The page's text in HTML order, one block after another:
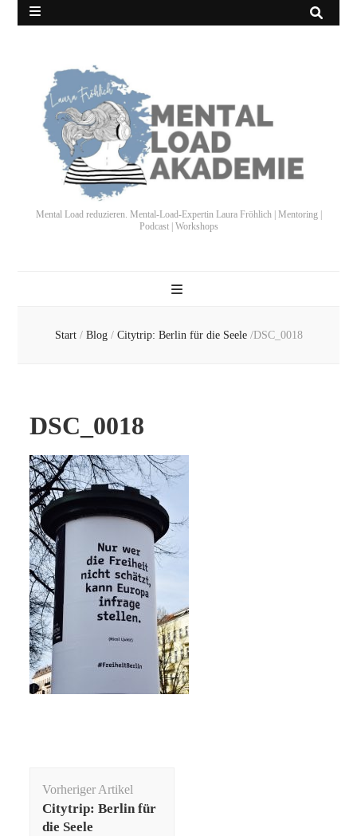
Mental Load reduzieren. Mental-Load-Expertin Laura Fröhlich | Mentoring |
Podcast | Workshops
Start / Blog / Citytrip: Berlin für die Seele /DSC_0018
DSC_0018
Vorheriger Artikel
Citytrip: Berlin für
die Seele